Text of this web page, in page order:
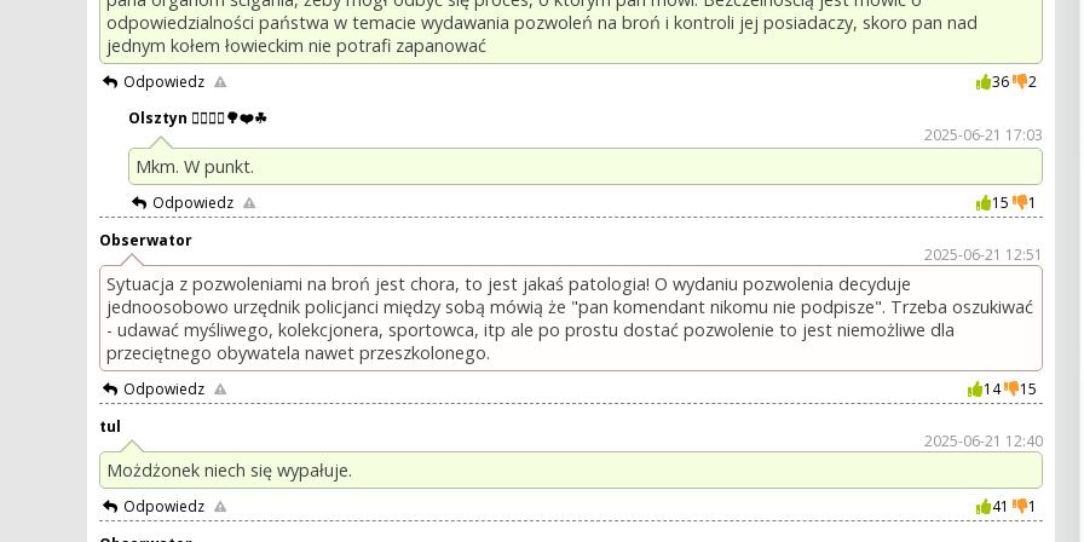
odpowiedzialności państwa w temacie wydawania pozwoleń na broń i kontroli jej posiadaczy, skoro pan nad
jednym kołem łowieckim nie potrafi zapanować
Odpowiedz 36
2
Olsztyn 🚣‍♂️🚣‍♀️🌳❤️☘
2025-06-21 17:03
Mkm. W punkt.
Odpowiedz 15
1
Obserwator
2025-06-21 12:51
Sytuacja z pozwoleniami na broń jest chora, to jest jakaś patologia! O wydaniu pozwolenia decyduje
jednoosobowo urzędnik policjanci między sobą mówią że "pan komendant nikomu nie podpisze". Trzeba oszukiwać
- udawać myśliwego, kolekcjonera, sportowca, itp ale po prostu dostać pozwolenie to jest niemożliwe dla
przeciętnego obywatela nawet przeszkolonego.
Odpowiedz 14
15
tul
2025-06-21 12:40
Możdżonek niech się wypałuje.
Odpowiedz 41
1